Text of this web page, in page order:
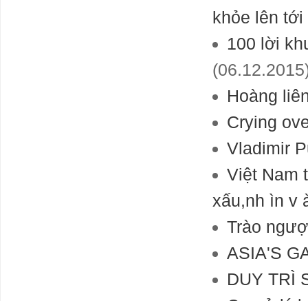
khỏe lên tới
100 lời
Hoàng
Crying
Vladimir
Việt Nam
xấu,nh ìn v
Trào
ASIA'S
DUY TRÌ